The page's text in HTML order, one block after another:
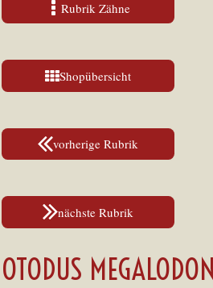
Rubrik Zähne
Shopübersicht
vorherige Rubrik
nächste Rubrik
OTODUS